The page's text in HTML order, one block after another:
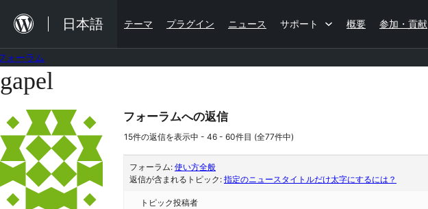
を
キ
プ
日本語 テーマ プラグイン ニュース サポート 概要 参加・貢献
ォーラム
コ
ン
テ
ン
ツ
へ
ス
gapel
フォーラムへの返信
15件の返信を表示中 - 46 - 60件目 (全77件中)
フォーラム: 使い方全般
返信が含まれるトピック: 指定のニュースタイトルだけ太字にするには？
トピック投稿者